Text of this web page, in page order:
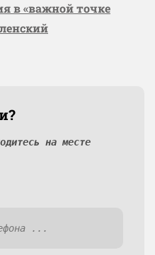
в «важной точке
на месте